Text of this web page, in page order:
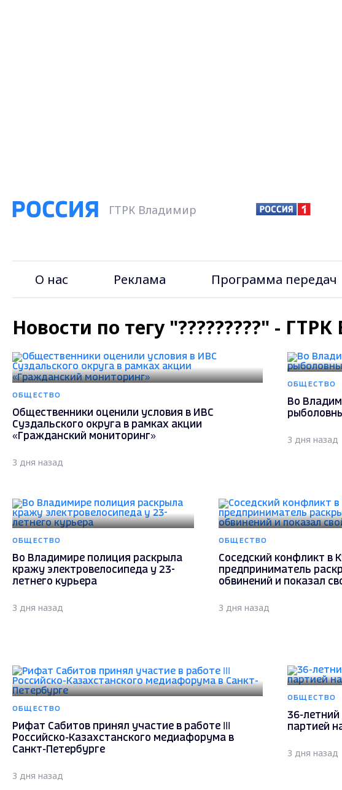
ГТРК Владимир
О нас Реклама Программа передач
Новости по тегу "?????????" -
ОБЩЕСТВО
Общественники оценили условия в ИВС
Суздальского округа в рамках акции
«Гражданский мониторинг»
3 дня назад
ОБЩЕСТВО
Во
3 дня назад
ОБЩЕСТВО
Во Владимире полиция раскрыла
кражу электровелосипеда у 23-
летнего курьера
3 дня назад
ОБЩЕСТВО
Соседский конфликт в
предприниматель
обвинений и показал
3 дня назад
ОБЩЕСТВО
Рифат Сабитов принял участие в работе III
Российско-Казахстанского медиафорума в
Санкт-Петербурге
3 дня назад
ОБЩЕСТВО
36-
партией
3 дня назад